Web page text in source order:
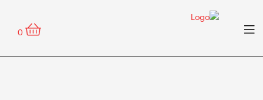
0
منو